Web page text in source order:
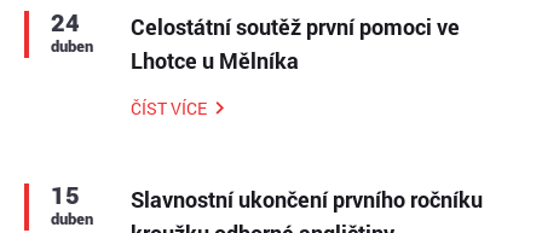
24
duben
Celostátní soutěž první pomoci ve
Lhotce u Mělníka
ČÍST VÍCE
15
duben
Slavnostní ukončení prvního ročníku